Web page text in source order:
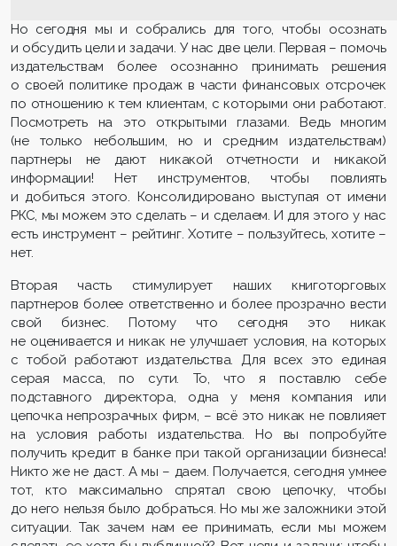
Но сегодня мы и собрались для того, чтобы осознать
и обсудить цели и задачи. У нас две цели. Первая – помочь
издательствам более осознанно принимать решения
о своей политике продаж в части финансовых отсрочек
по отношению к тем клиентам, с которыми они работают.
Посмотреть на это открытыми глазами. Ведь многим
(не только небольшим, но и средним издательствам)
партнеры не дают никакой отчетности и никакой
информации! Нет инструментов, чтобы повлиять
и добиться этого. Консолидировано выступая от имени
РКС, мы можем это сделать – и сделаем. И для этого у нас
есть инструмент – рейтинг. Хотите – пользуйтесь, хотите –
нет.
Вторая часть стимулирует наших книготорговых
партнеров более ответственно и более прозрачно вести
свой бизнес. Потому что сегодня это никак
не оценивается и никак не улучшает условия, на которых
с тобой работают издательства. Для всех это единая
серая масса, по сути. То, что я поставлю себе
подставного директора, одна у меня компания или
цепочка непрозрачных фирм, – всё это никак не повлияет
на условия работы издательства. Но вы попробуйте
получить кредит в банке при такой организации бизнеса!
Никто же не даст. А мы – даем. Получается, сегодня умнее
тот, кто максимально спрятал свою цепочку, чтобы
до него нельзя было добраться. Но мы же заложники этой
ситуации. Так зачем нам ее принимать, если мы можем